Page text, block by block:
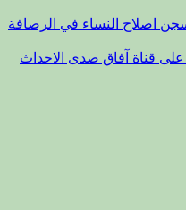
اصلاح النساء في الرصافة
على قناة آفاق صدى الاحداث